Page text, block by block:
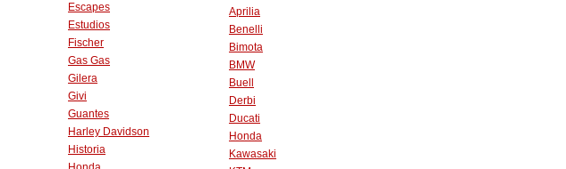
Escapes
Estudios
Fischer
Gas Gas
Gilera
Givi
Guantes
Harley Davidson
Historia
Aprilia
Benelli
Bimota
BMW
Buell
Derbi
Ducati
Honda
Kawasaki